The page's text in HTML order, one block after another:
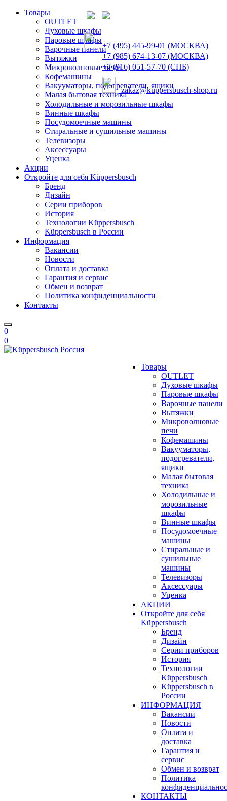
Товары
OUTLET
Духовые шкафы
Паровые шкафы
Варочные панели
Вытяжки
Микроволновые печи
Кофемашины
Вакууматоры, подогреватели, ящики
Малая бытовая техника
Холодильные и морозильные шкафы
Винные шкафы
Посудомоечные машины
Стиральные и сушильные машины
Телевизоры
Аксессуары
Уценка
Акции
Откройте для себя Küppersbusch
Бренд
Дизайн
Серии приборов
История
Технологии Küppersbusch
Küppersbusch в России
Информация
Вакансии
Новости
Оплата и доставка
Гарантия и сервис
Обмен и возврат
Политика конфиденциальности
Контакты
0
0
Товары
OUTLET
Духовые шкафы
Паровые шкафы
Варочные панели
Вытяжки
Микроволновые
печи
Кофемашины
Вакууматоры,
подогреватели,
ящики
Малая бытовая
техника
Холодильные и
морозильные
шкафы
Винные шкафы
Посудомоечные
машины
Стиральные и
сушильные
машины
Телевизоры
Аксессуары
Уценка
АКЦИИ
Откройте для себя
Küppersbusch
Бренд
Дизайн
Серии приборов
История
Технологии
Küppersbusch
Küppersbusch в
России
ИНФОРМАЦИЯ
Вакансии
Новости
Оплата и
доставка
Гарантия и
сервис
Обмен и возврат
Политика
КОНТАКТЫ
+7 (495) 445-99-01 (МОСКВА)
+7 (985) 674-13-07 (МОСКВА)
+7 (916) 051-57-70 (СПБ)
zakaz@kuppersbusch-shop.ru